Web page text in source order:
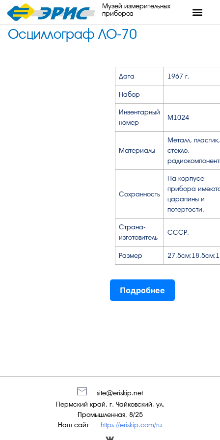
Музей измерительных
приборов
Осциллограф ЛО-70
Дата 1967 г.
Набор -
Инвентарный
номер
М1024
Материалы
Металл, пластик,
стекло,
Сохранность
На корпусе
прибора
царапины и
потёртости.
Страна-
изготовитель
СССР.
Размер
Подробнее
Наш сайт: https://eriskip.com/ru
Пермский край, г. Чайковский, ул.
Промышленная, 8/25
site@eriskip.net